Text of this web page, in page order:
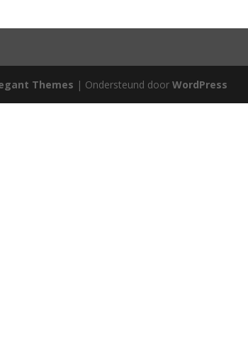
Themes | Ondersteund doorWordPress